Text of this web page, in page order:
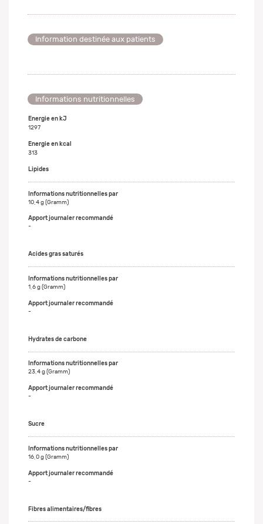
Information destinée aux patients
Informations nutritionnelles
Energie en kJ
1297
Energie en kcal
313
Lipides
10,4 g (Gramm)
-
Acides gras saturés
1,6 g (Gramm)
-
Hydrates de carbone
23,4 g (Gramm)
-
Sucre
16,0 g (Gramm)
-
Fibres alimentaires/fibres